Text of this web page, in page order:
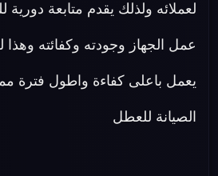
لعملائه ولذلك يقدم متابعة دورية
عمل الجهاز وجودته وكفائته وهذا
يعمل باعلى كفاءة واطول فترة
الصيانة للعطل